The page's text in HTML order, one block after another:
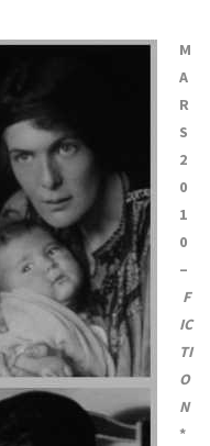
M
A
R
S
2
0
1
0
–
F
IC
TI
O
N
*